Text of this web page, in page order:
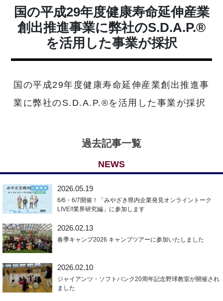
国の平成29年度健康寿命延伸産業
創出推進事業に弊社のS.D.A.P.®
を活用した事業が採択
国の平成29年度健康寿命延伸産業創出推進事
業に弊社のS.D.A.P.®を活用した事業が採択
過去記事一覧
NEWS
2026.05.19
6/6・6/7開催！「みやざき県内企業発見オンライントーク
LIVE!!業界研究編」に参加します
2026.02.13
春季キャンプ2026 キャンプツアーに参加いたしました
2026.02.10
ジャイアンツ・ソフトバンク20周年記念野球教室が開催され
ました